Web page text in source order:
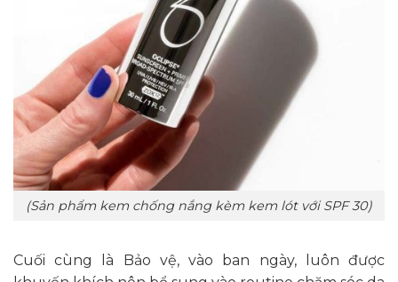
(Sản phẩm kem chống nắng kèm kem lót với SPF 30)
Cuối cùng là Bảo vệ, vào ban ngày, luôn được